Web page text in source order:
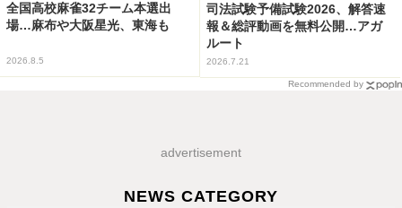
全国高校麻雀32チーム本選出
場…麻布や大阪星光、東海も
2026.8.5
司法試験予備試験2026、解答速
報＆総評動画を無料公開…アガ
ルート
2026.7.21
Recommended by
advertisement
NEWS CATEGORY